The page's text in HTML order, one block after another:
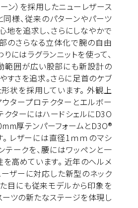
ン）を採用したニューレザース
同様、従来のパターンやパーツ
地を追求し、さらにしなやかで
のさらなる立体化で腕の自由
にはラグランニットを使って、
範囲が広い股部にも新設計の
すさを追求。さらに足首のケブ
状を採用しています。 外観上
タープロテクターとエルボー
クターにはハードシェルにD3O
厚テンパーフォームとD3O®
レザーには直径1ｍｍのマシ
テークを、腰にはワッペンと一
高めています。 近年のヘルメ
ーザーに対応した新型のネック
目にも従来モデルから印象を
ーツの新たなステージを体現し